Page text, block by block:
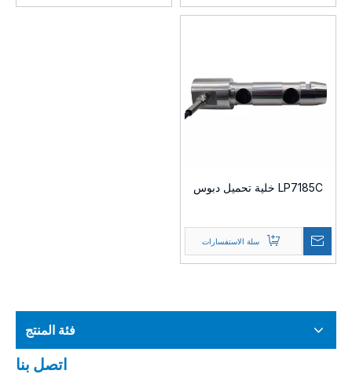
LP7185C خلية تحميل دبوس
سلة الاستفسارات
فئة المنتج
اتصل بنا